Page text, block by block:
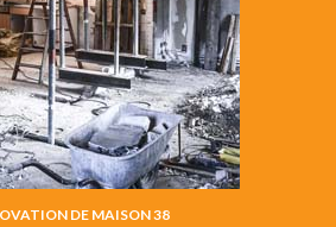
DE MAISON 38